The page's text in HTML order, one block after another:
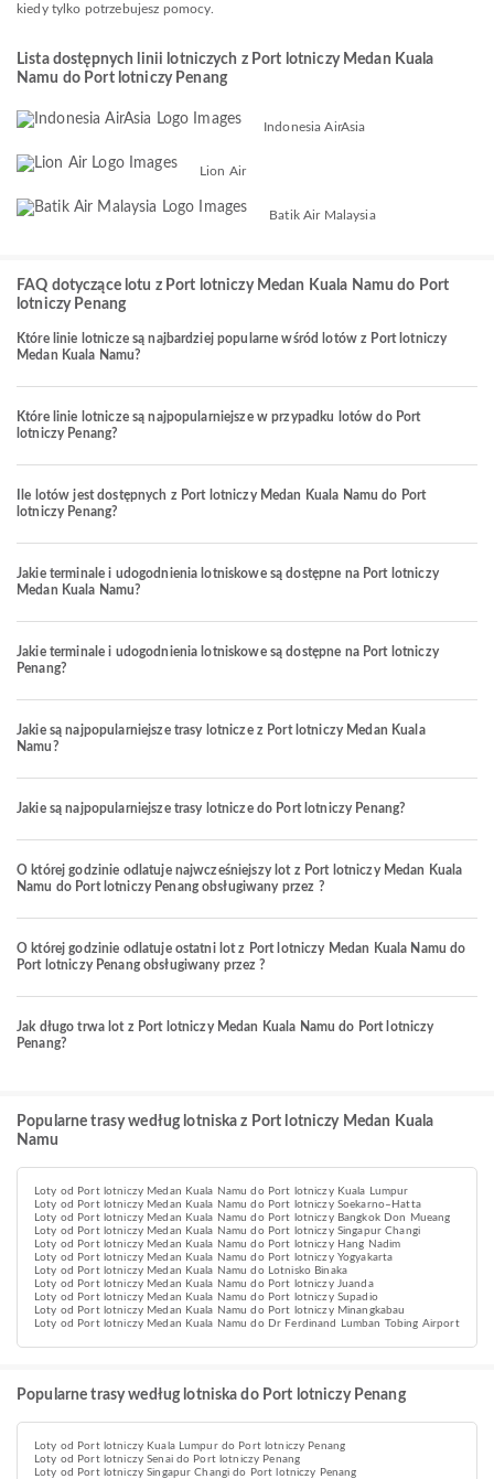
kiedy tylko potrzebujesz pomocy.
Lista dostępnych linii lotniczych z Port lotniczy Medan Kuala
Namu do Port lotniczy Penang
Indonesia AirAsia
Lion Air
Batik Air Malaysia
FAQ dotyczące lotu z Port lotniczy Medan Kuala Namu do Port
lotniczy Penang
Które linie lotnicze są najbardziej popularne wśród lotów z Port lotniczy
Medan Kuala Namu?
Które linie lotnicze są najpopularniejsze w przypadku lotów do Port
lotniczy Penang?
Ile lotów jest dostępnych z Port lotniczy Medan Kuala Namu do Port
lotniczy Penang?
Jakie terminale i udogodnienia lotniskowe są dostępne na Port lotniczy
Medan Kuala Namu?
Jakie terminale i udogodnienia lotniskowe są dostępne na Port lotniczy
Penang?
Jakie są najpopularniejsze trasy lotnicze z Port lotniczy Medan Kuala
Namu?
Jakie są najpopularniejsze trasy lotnicze do Port lotniczy Penang?
O której godzinie odlatuje najwcześniejszy lot z Port lotniczy Medan Kuala
Namu do Port lotniczy Penang obsługiwany przez ?
O której godzinie odlatuje ostatni lot z Port lotniczy Medan Kuala Namu do
Port lotniczy Penang obsługiwany przez ?
Jak długo trwa lot z Port lotniczy Medan Kuala Namu do Port lotniczy
Penang?
Popularne trasy według lotniska z Port lotniczy Medan Kuala
Namu
Loty od Port lotniczy Medan Kuala Namu do Port lotniczy Kuala Lumpur
Loty od Port lotniczy Medan Kuala Namu do Port lotniczy Soekarno–Hatta
Loty od Port lotniczy Medan Kuala Namu do Port lotniczy Bangkok Don Mueang
Loty od Port lotniczy Medan Kuala Namu do Port lotniczy Singapur Changi
Loty od Port lotniczy Medan Kuala Namu do Port lotniczy Hang Nadim
Loty od Port lotniczy Medan Kuala Namu do Port lotniczy Yogyakarta
Loty od Port lotniczy Medan Kuala Namu do Lotnisko Binaka
Loty od Port lotniczy Medan Kuala Namu do Port lotniczy Juanda
Loty od Port lotniczy Medan Kuala Namu do Port lotniczy Supadio
Loty od Port lotniczy Medan Kuala Namu do Port lotniczy Minangkabau
Loty od Port lotniczy Medan Kuala Namu do Dr Ferdinand Lumban Tobing Airport
Popularne trasy według lotniska do Port lotniczy Penang
Loty od Port lotniczy Kuala Lumpur do Port lotniczy Penang
Loty od Port lotniczy Senai do Port lotniczy Penang
Loty od Port lotniczy Singapur Changi do Port lotniczy Penang